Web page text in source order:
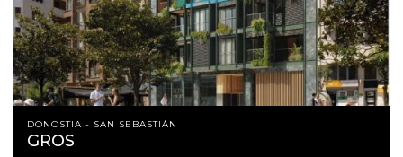
DONOSTIA - SAN SEBASTIÁN
GROS